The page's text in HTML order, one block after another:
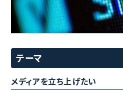
テーマ
メディアを立ち上げたい